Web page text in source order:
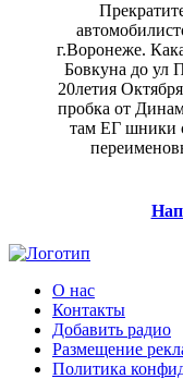
г.Воронеже.
Бовкуна до ул
20летия
пробка от
там ЕГ шники
О нас
Контакты
Добавить радио
Размещение
Политика